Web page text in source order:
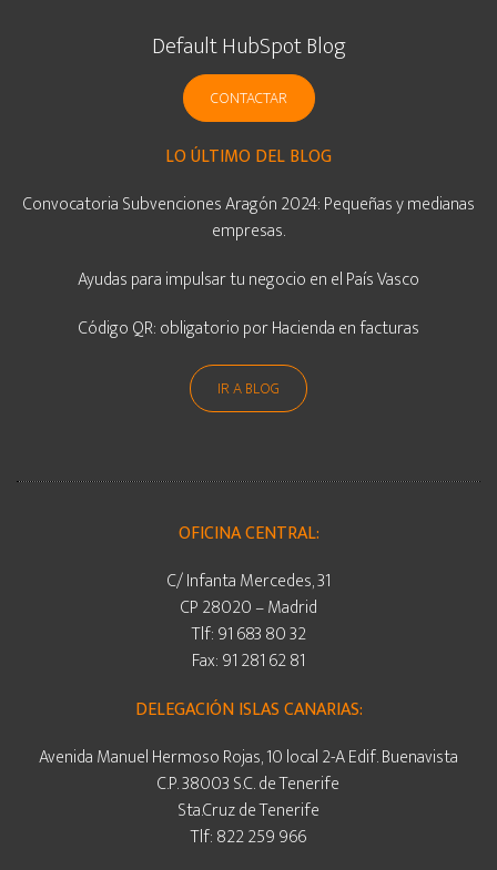
Default HubSpot Blog
CONTACTAR
LO ÚLTIMO DEL BLOG
Convocatoria Subvenciones Aragón 2024: Pequeñas y medianas
empresas.
Ayudas para impulsar tu negocio en el País Vasco
Código QR: obligatorio por Hacienda en facturas
IR A BLOG
OFICINA CENTRAL:
C/ Infanta Mercedes, 31
CP 28020 – Madrid
Tlf: 91 683 80 32
Fax: 91 281 62 81
DELEGACIÓN ISLAS CANARIAS:
Avenida Manuel Hermoso Rojas, 10 local 2-A Edif. Buenavista
C.P. 38003 S.C. de Tenerife
Sta.Cruz de Tenerife
Tlf: 822 259 966